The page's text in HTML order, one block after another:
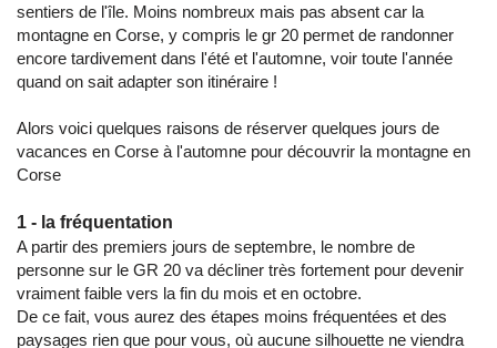
sentiers de l'île. Moins nombreux mais pas absent car la
montagne en Corse, y compris le gr 20 permet de randonner
encore tardivement dans l'été et l'automne, voir toute l'année
quand on sait adapter son itinéraire !
Alors voici quelques raisons de réserver quelques jours de
vacances en Corse à l'automne pour découvrir la montagne en
Corse
1 - la fréquentation
A partir des premiers jours de septembre, le nombre de
personne sur le GR 20 va décliner très fortement pour devenir
vraiment faible vers la fin du mois et en octobre.
De ce fait, vous aurez des étapes moins fréquentées et des
paysages rien que pour vous, où aucune silhouette ne viendra